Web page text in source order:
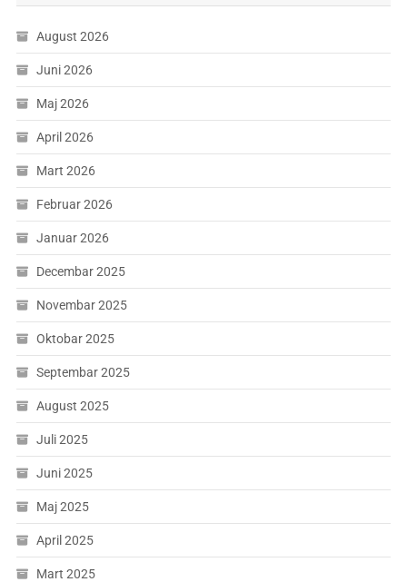
August 2026
Juni 2026
Maj 2026
April 2026
Mart 2026
Februar 2026
Januar 2026
Decembar 2025
Novembar 2025
Oktobar 2025
Septembar 2025
August 2025
Juli 2025
Juni 2025
Maj 2025
April 2025
Mart 2025